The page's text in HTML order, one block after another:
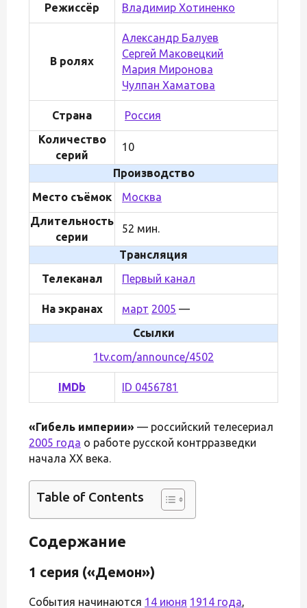
Режиссёр Владимир Хотиненко
В ролях
Александр Балуев
Сергей Маковецкий
Мария Миронова
Чулпан Хаматова
Страна
Россия
Количество
серий
10
Производство
Место съёмок
Москва
Длительность
серии
52 мин.
Трансляция
Телеканал
Первый канал
На экранах март 2005 —
Ссылки
1tv.com/announce/4502
IMDb ID 0456781
«Гибель империи» — российский телесериал
2005 года о работе русской контрразведки
начала ХХ века.
Table of Contents
Содержание
1 серия («Демон»)
События начинаются 14 июня 1914 года,